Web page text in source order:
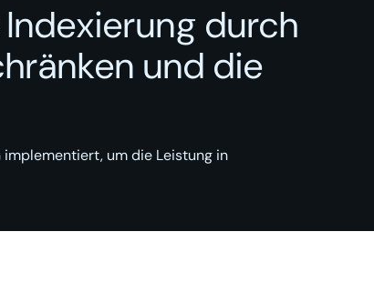
durch
und die
um die Leistung in